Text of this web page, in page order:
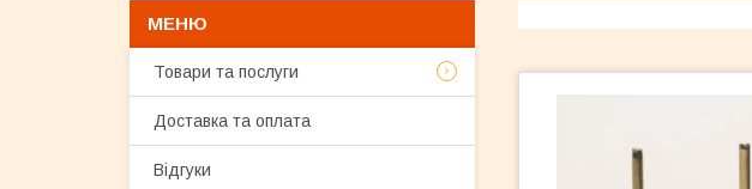
Товари та послуги
Доставка та оплата
Відгуки